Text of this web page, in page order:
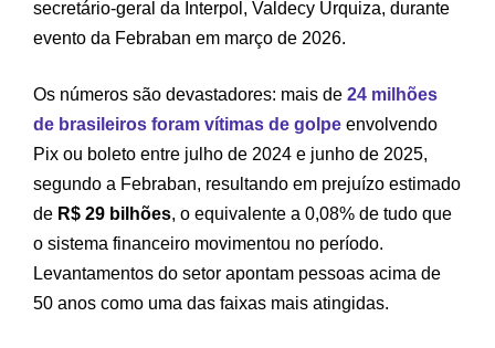
secretário-geral da Interpol, Valdecy Urquiza, durante
evento da Febraban em março de 2026.
Os números são devastadores: mais de 24 milhões
de brasileiros foram vítimas de golpe envolvendo
Pix ou boleto entre julho de 2024 e junho de 2025,
segundo a Febraban, resultando em prejuízo estimado
de R$ 29 bilhões, o equivalente a 0,08% de tudo que
o sistema financeiro movimentou no período.
Levantamentos do setor apontam pessoas acima de
50 anos como uma das faixas mais atingidas.